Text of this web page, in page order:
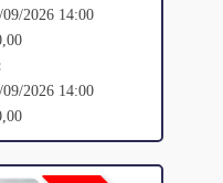
2026 14:00
2026 14:00